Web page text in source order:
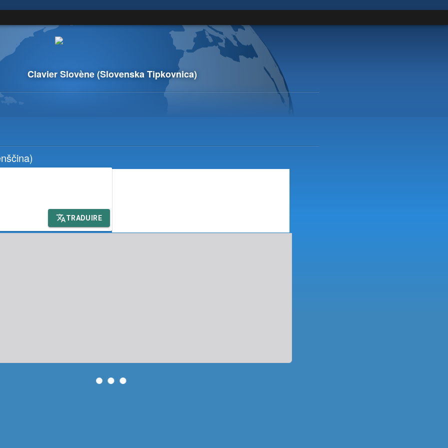
Clavier Slovène(Slovenska Tipkovnica)
TRADUIRE